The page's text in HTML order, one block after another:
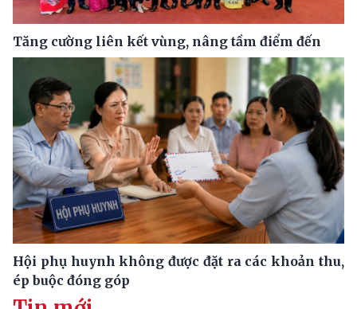
Tăng cường liên kết vùng, nâng tầm điểm đến
Hội phụ huynh không được đặt ra các khoản thu,
ép buộc đóng góp